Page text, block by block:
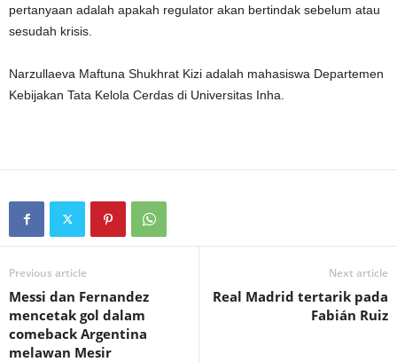
pertanyaan adalah apakah regulator akan bertindak sebelum atau
sesudah krisis.
Narzullaeva Maftuna Shukhrat Kizi adalah mahasiswa Departemen
Kebijakan Tata Kelola Cerdas di Universitas Inha.
Previous article
Messi dan Fernandez
mencetak gol dalam
comeback Argentina
melawan Mesir
Next article
Real Madrid tertarik pada
Fabián Ruiz